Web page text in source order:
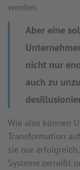
werden.
Aber eine
nicht nur
auch zu
Wie also können
Transformation
sie nur
Systeme zerreißt